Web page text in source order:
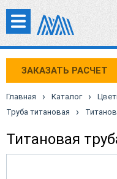
ЗАКАЗАТЬ РАСЧЕТ
Главная › Каталог ›
Труба титановая ›
Титановая